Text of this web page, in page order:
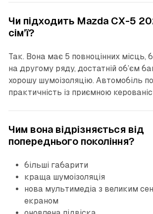
Чи підходить Mazda CX-5
сім’ї?
Так. Вона має 5 повноцінних місць,
на другому ряду, достатній об’єм
хорошу шумоізоляцію. Автомобіль
практичність із приємною
Чим вона відрізняється від
попереднього покоління?
більші габарити
краща шумоізоляція
нова мультимедіа з великим
екраном